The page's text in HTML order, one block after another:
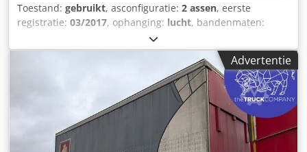
Toestand: gebruikt, asconfiguratie: 2 assen, eerste
registratie: 03/2017, ophanging: lucht, bandenmaten:
, Bouwjaar:
Remmen: schijfremmen Vering: luchtvering Achteras 1:
bandenmaten: 255/60R19.5; dubbellucht; profiel linkerkant
binnen: 3 mm; profiel linkerkant buiten: 3 mm; profiel
rechterkant binnen: 4 mm; profiel rechterkant buiten: 4
mm Achteras 2: dubbellucht; profiel linkerkant binnen: 5
mm; profiel linkerkant buiten: 5 mm; profiel rechterkant
binnen: 5 mm; profiel rechterkant buiten: 6 mm
Advertentie